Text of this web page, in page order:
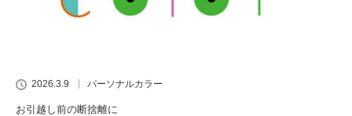
2026.3.9 パーソナルカラー
お引越し前の断捨離に